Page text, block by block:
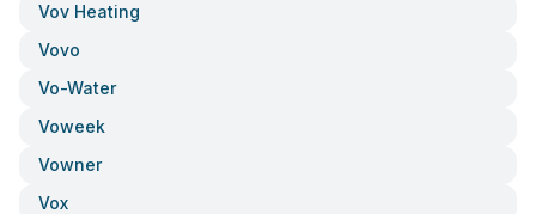
Vov Heating
Vovo
Vo-Water
Voweek
Vowner
Vox